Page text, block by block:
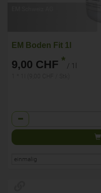
EM Boden Fit 1l
9,00 CHF * / 1l
Anzahl